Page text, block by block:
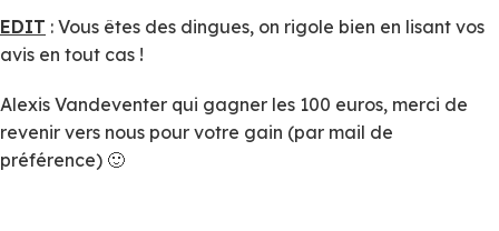
EDIT : Vous êtes des dingues, on rigole bien en lisant vos
avis en tout cas !
Alexis Vandeventer qui gagner les 100 euros, merci de
revenir vers nous pour votre gain (par mail de
préférence) 🙂